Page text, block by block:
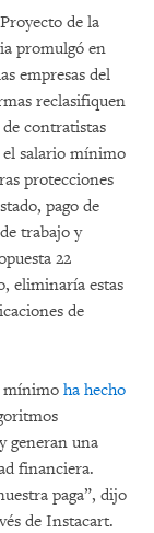
de la
promulgó en
empresas del
reclasifiquen
contratistas
el salario mínimo
protecciones
pago de
trabajo y
22
eliminaría estas
de
mínimo ha hecho
generan una
financiera.
paga”, dijo
de Instacart.